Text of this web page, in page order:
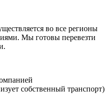
во все регионы
Мы готовы перевезти
собственный транспорт)